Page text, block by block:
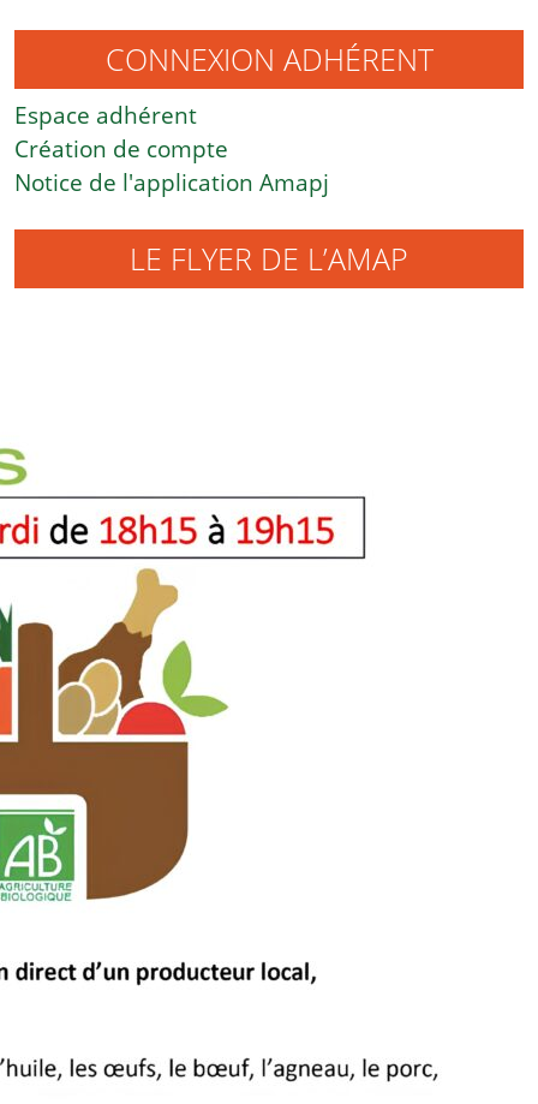
CONNEXION ADHÉRENT
Espace adhérent
Création de compte
Notice de l'application Amapj
LE FLYER DE L’AMAP